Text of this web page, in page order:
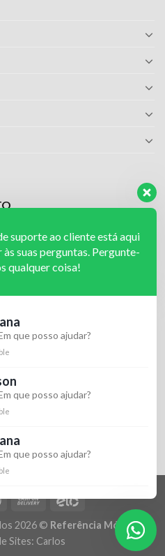
2026 © Referência Móveis
Sites: Carlos
suporte ao cliente está aqui
suas perguntas. Pergunte-
qualquer coisa!
que posso ajudar?
que posso ajudar?
que posso ajudar?